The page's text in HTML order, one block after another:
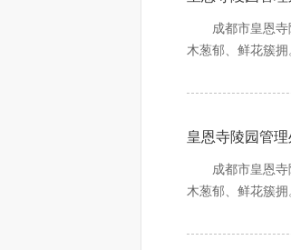
成都市皇恩寺陵
木葱郁、鲜花簇
牌坊、亭台楼阁
皇恩寺陵园管
成都市皇恩寺陵
木葱郁、鲜花簇